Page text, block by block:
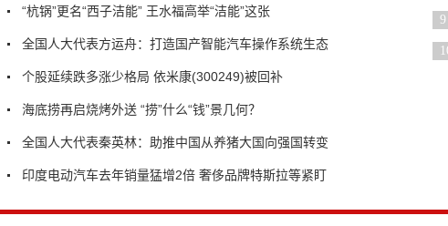
“杭锅”更名“西子洁能” 王水福高举“洁能”这张
全国人大代表方运舟：打造国产智能汽车操作系统生态
个股延续跌多涨少格局 依米康(300249)被回补
海底捞再启烧烤外送 “捞”什么“钱”景几何？
全国人大代表秦英林：助推中国从养猪大国向强国转变
印度电动汽车去年销量猛增2倍 奢侈品牌特斯拉等紧盯
9